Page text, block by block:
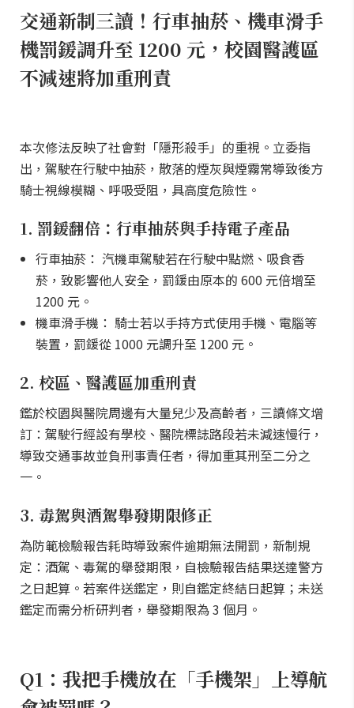
交通新制三讀！行車抽菸、機車滑手
機罰鍰調升至 1200 元，校園醫護區
不減速將加重刑責
本次修法反映了社會對「隱形殺手」的重視。立委指
出，駕駛在行駛中抽菸，散落的煙灰與煙霧常導致後方
騎士視線模糊、呼吸受阻，具高度危險性。
1. 罰鍰翻倍：行車抽菸與手持電子產品
行車抽菸： 汽機車駕駛若在行駛中點燃、吸食香
菸，致影響他人安全，罰鍰由原本的 600 元倍增至
1200 元。
機車滑手機： 騎士若以手持方式使用手機、電腦等
裝置，罰鍰從 1000 元調升至 1200 元。
2. 校區、醫護區加重刑責
鑑於校園與醫院周邊有大量兒少及高齡者，三讀條文增
訂：駕駛行經設有學校、醫院標誌路段若未減速慢行，
導致交通事故並負刑事責任者，得加重其刑至二分之
一。
3. 毒駕與酒駕舉發期限修正
為防範檢驗報告耗時導致案件逾期無法開罰，新制規
定：酒駕、毒駕的舉發期限，自檢驗報告結果送達警方
之日起算。若案件送鑑定，則自鑑定終結日起算；未送
鑑定而需分析研判者，舉發期限為 3 個月。
Q1：我把手機放在「手機架」上導航